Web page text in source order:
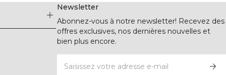
Newsletter
Abonnez-vous à notre newsletter! Recevez des
offres exclusives, nos dernières nouvelles et
bien plus encore.